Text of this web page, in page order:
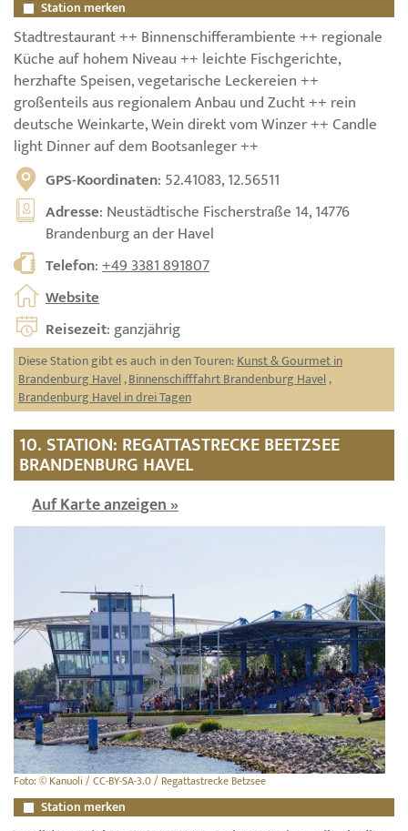
Station merken
Stadtrestaurant ++ Binnenschifferambiente ++ regionale
Küche auf hohem Niveau ++ leichte Fischgerichte,
herzhafte Speisen, vegetarische Leckereien ++
großenteils aus regionalem Anbau und Zucht ++ rein
deutsche Weinkarte, Wein direkt vom Winzer ++ Candle
light Dinner auf dem Bootsanleger ++
GPS-Koordinaten: 52.41083, 12.56511
Adresse: Neustädtische Fischerstraße 14, 14776
Brandenburg an der Havel
Telefon:+49 3381 891807
Website
Reisezeit: ganzjährig
Diese Station gibt es auch in den Touren:Kunst & Gourmet in
Brandenburg Havel,Binnenschifffahrt Brandenburg Havel,
Brandenburg Havel in drei Tagen
10. STATION: REGATTASTRECKE BEETZSEE
BRANDENBURG HAVEL
Auf Karte anzeigen »
Foto: © Kanuoli / CC-BY-SA-3.0 / Regattastrecke Betzsee
Station merken